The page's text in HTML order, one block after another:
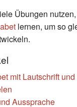
Übungen
lernen, um so
mit Lautschrift und
Aussprache